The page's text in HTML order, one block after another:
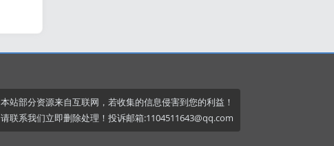
本站部分资源来自互联网，若收集的信息侵害到您的利益！
请联系我们立即删除处理！投诉邮箱:1104511643@qq.com